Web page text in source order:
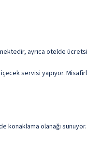
ayrıca otelde
servisi yapıyor.
konaklama olanağı